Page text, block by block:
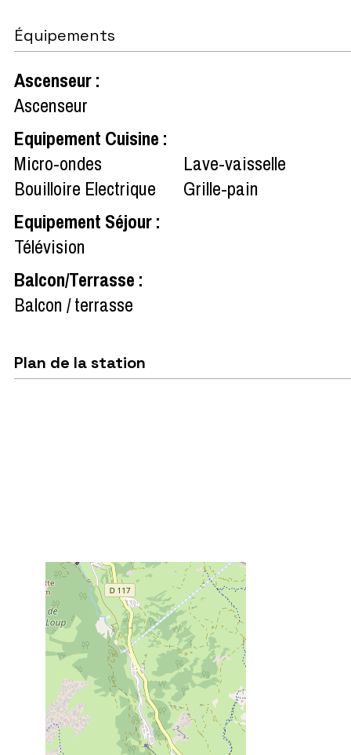
Équipements
Ascenseur:
Ascenseur
Equipement Cuisine :
Micro-ondes
Lave-vaisselle
Bouilloire Electrique
Grille-pain
Equipement Séjour:
Télévision
Balcon/Terrasse :
Balcon / terrasse
Plan de la station